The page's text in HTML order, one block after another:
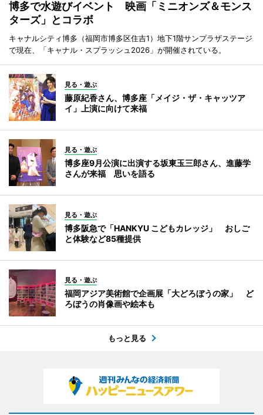
博多で水遊びイベント 映画「ミニオンズ＆モンス
ターズ」とコラボ
キャナルシティ博多（福岡市博多区住吉1）地下1階サンプラザステージ
で現在、「キャナル・スプラッシュ2026」が開催されている。
見る・遊ぶ
藤原紀香さん、博多座「メイジ・ザ・キャッツア
イ」上演に向けて来福
見る・遊ぶ
博多座9月公演に出演する坂東玉三郎さん、進藤学
さんが来福 思いを語る
見る・遊ぶ
博多阪急で「HANKYU こどもカレッジ」 おしご
と体験など85種提供
見る・遊ぶ
福岡アジア美術館で企画展「大どろぼうの家」 ど
ろぼうの肖像画や絵本も
もっと見る